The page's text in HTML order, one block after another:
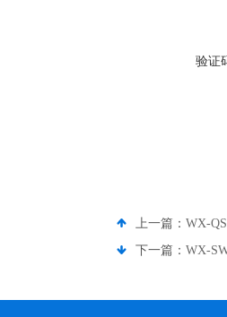
验证
上一篇： WX-
下一篇： WX-